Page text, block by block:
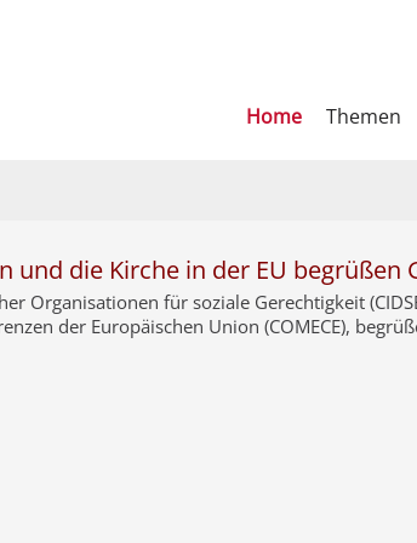
Home Themen
und die Kirche in der EU begrüßen
Organisationen für soziale Gerechtigkeit
der Europäischen Union (COMECE),